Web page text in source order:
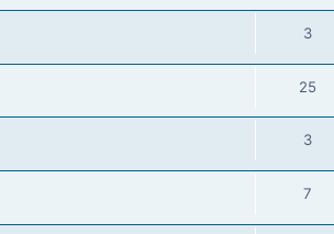
3
25
3
7